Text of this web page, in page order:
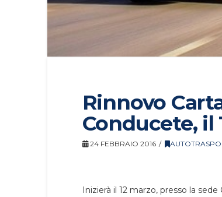
Rinnovo
Conducete, il
24 FEBBRAIO 2016
Inizierà il 12 marzo, presso la